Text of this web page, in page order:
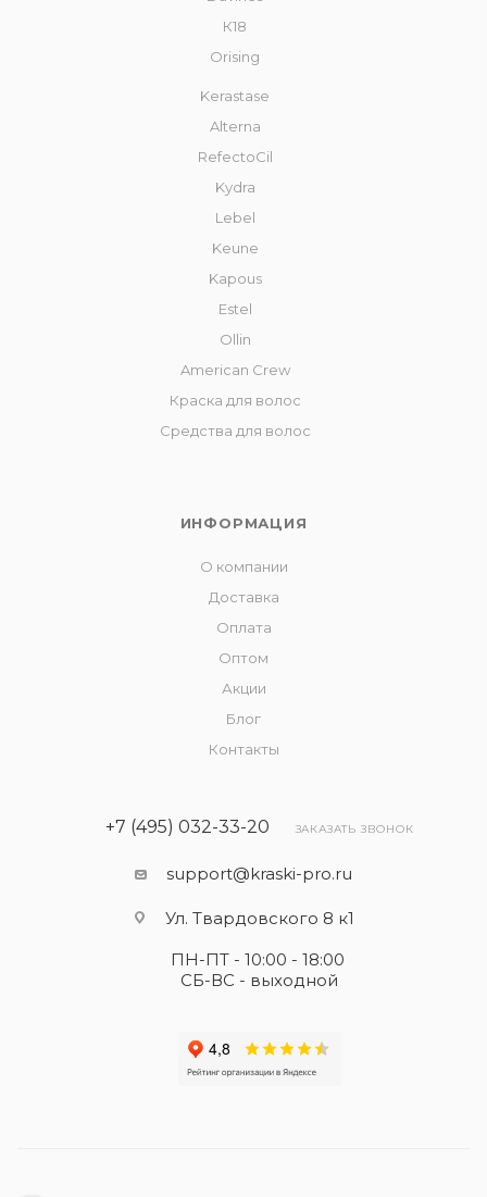
К18
Orising
Kerastase
Alterna
RefectoCil
Kydra
Lebel
Keune
Kapous
Estel
Ollin
American Crew
Краска для волос
Средства для волос
ИНФОРМАЦИЯ
О компании
Доставка
Оплата
Оптом
Акции
Блог
Контакты
+7 (495) 032-33-20 ЗАКАЗАТЬ ЗВОНОК
support@kraski-pro.ru
Ул. Твардовского 8 к1
ПН-ПТ - 10:00 - 18:00
СБ-ВС - выходной